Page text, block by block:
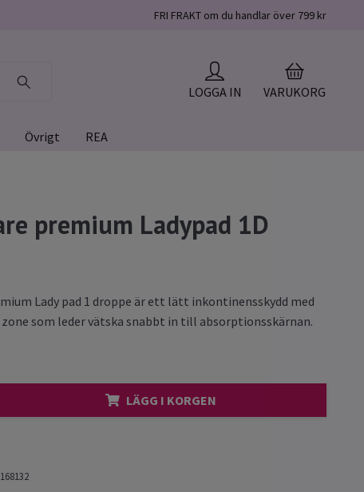
FRI FRAKT om du handlar över 799 kr
LOGGA IN VARUKORG
Övrigt REA
premium Ladypad 1D
Lady pad 1 droppe är ett lätt inkontinensskydd med
zone som leder vätska snabbt in till absorptionsskärnan.
LÄGG I KORGEN
168132